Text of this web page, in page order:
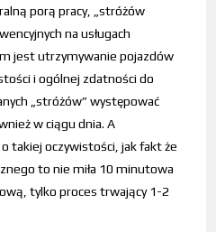
porą pracy, „stróżów
na usługach
jest utrzymywanie pojazdów
i ogólnej zdatności do
„stróżów” występować
w ciągu dnia. A
takiej oczywistości, jak fakt że
to nie miła 10 minutowa
tylko proces trwający 1-2